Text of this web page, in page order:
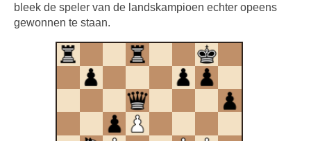
bleek de speler van de landskampioen echter opeens
gewonnen te staan.